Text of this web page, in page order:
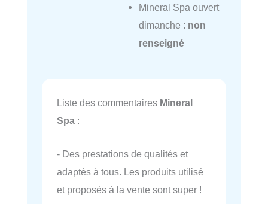
Mineral Spa ouvert
dimanche : non
renseigné
Liste des commentaires Mineral
Spa :
- Des prestations de qualités et
adaptés à tous. Les produits utilisé
et proposés à la vente sont super !